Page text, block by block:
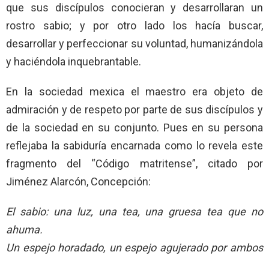
que sus discípulos conocieran y desarrollaran un
rostro sabio; y por otro lado los hacía buscar,
desarrollar y perfeccionar su voluntad, humanizándola
y haciéndola inquebrantable.
En la sociedad mexica el maestro era objeto de
admiración y de respeto por parte de sus discípulos y
de la sociedad en su conjunto. Pues en su persona
reflejaba la sabiduría encarnada como lo revela este
fragmento del “Código matritense”, citado por
Jiménez Alarcón, Concepción:
El sabio: una luz, una tea, una gruesa tea que no
ahuma.
Un espejo horadado, un espejo agujerado por ambos